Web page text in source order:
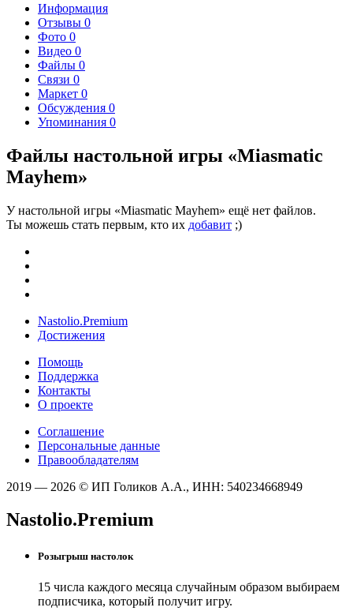
Информация
Отзывы 0
Фото 0
Видео 0
Файлы 0
Связи 0
Маркет 0
Обсуждения 0
Упоминания 0
Файлы настольной игры «Miasmatic
Mayhem»
У настольной игры «Miasmatic Mayhem» ещё нет файлов.
Ты можешь стать первым, кто их добавит ;)
Nastolio.Premium
Достижения
Помощь
Поддержка
Контакты
О проекте
Соглашение
Персональные данные
Правообладателям
2019 — 2026 © ИП Голиков А.А., ИНН: 540234668949
Nastolio.Premium
Розыгрыш настолок
15 числа каждого месяца случайным образом выбираем
подписчика, который получит игру.